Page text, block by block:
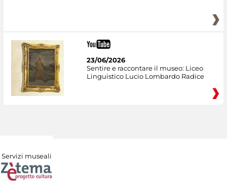
23/06/2026
Sentire e raccontare il museo: Liceo
Linguistico Lucio Lombardo Radice
Servizi museali